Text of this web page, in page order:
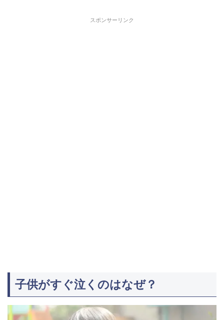
スポンサーリンク
子供がすぐ泣くのはなぜ？